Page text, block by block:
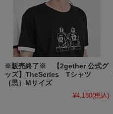
※販売終了※ 【2gether 公式グ
ッズ】TheSeries Tシャツ
（黒）Mサイズ
¥4,180(税込)